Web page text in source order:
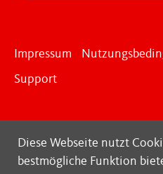
Diese Webseite nutzt
bestmögliche Funktion
Impressum
Support